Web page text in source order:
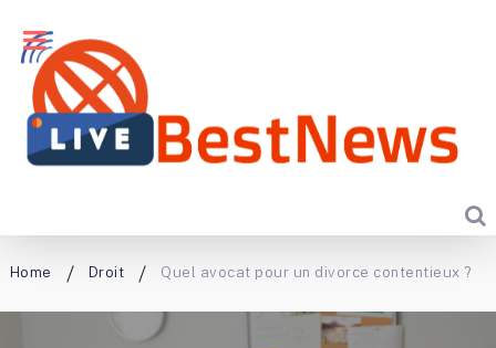
Home Droit Quel avocat pour un divorce contentieux ?